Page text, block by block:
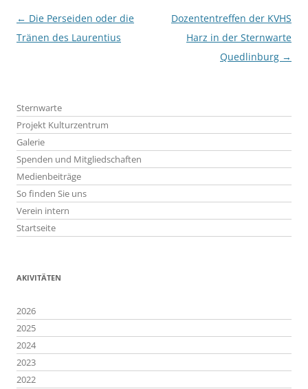
Beitragsnavigation
← Die Perseiden oder die
Tränen des Laurentius
Dozententreffen der KVHS
Harz in der Sternwarte
Quedlinburg →
Sternwarte
Projekt Kulturzentrum
Galerie
Spenden und Mitgliedschaften
Medienbeiträge
So finden Sie uns
Verein intern
Startseite
AKIVITÄTEN
2026
2025
2024
2023
2022